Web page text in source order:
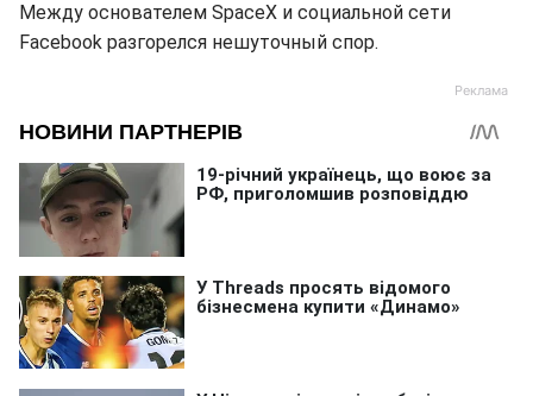
Между основателем SpaceX и социальной сети
Facebook разгорелся нешуточный спор.